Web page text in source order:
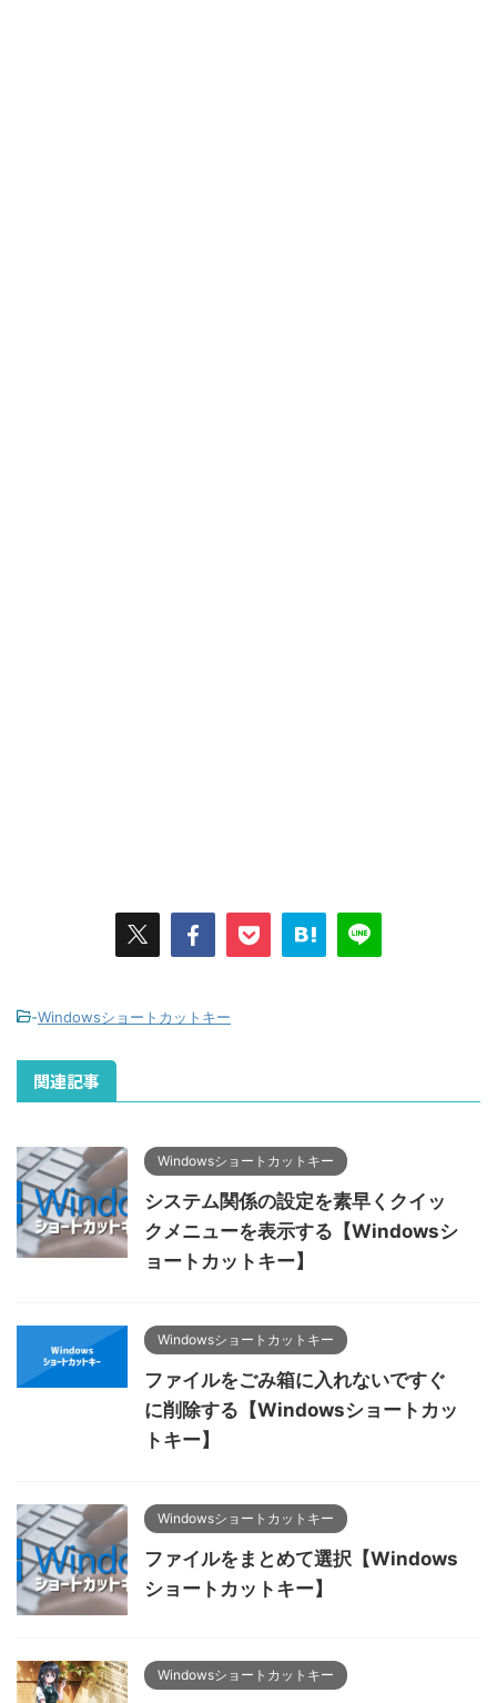
-Windowsショートカットキー
関連記事
Windowsショートカットキー
システム関係の設定を素早くクイッ
クメニューを表示する【Windowsシ
ョートカットキー】
Windowsショートカットキー
ファイルをごみ箱に入れないですぐ
に削除する【Windowsショートカッ
トキー】
Windowsショートカットキー
ファイルをまとめて選択【Windows
ショートカットキー】
Windowsショートカットキー